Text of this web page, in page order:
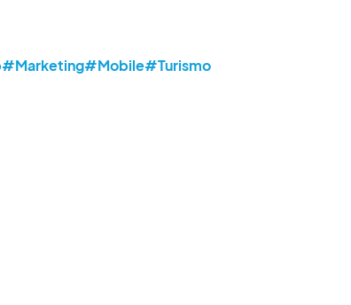
#Marketing#Mobile#Turismo